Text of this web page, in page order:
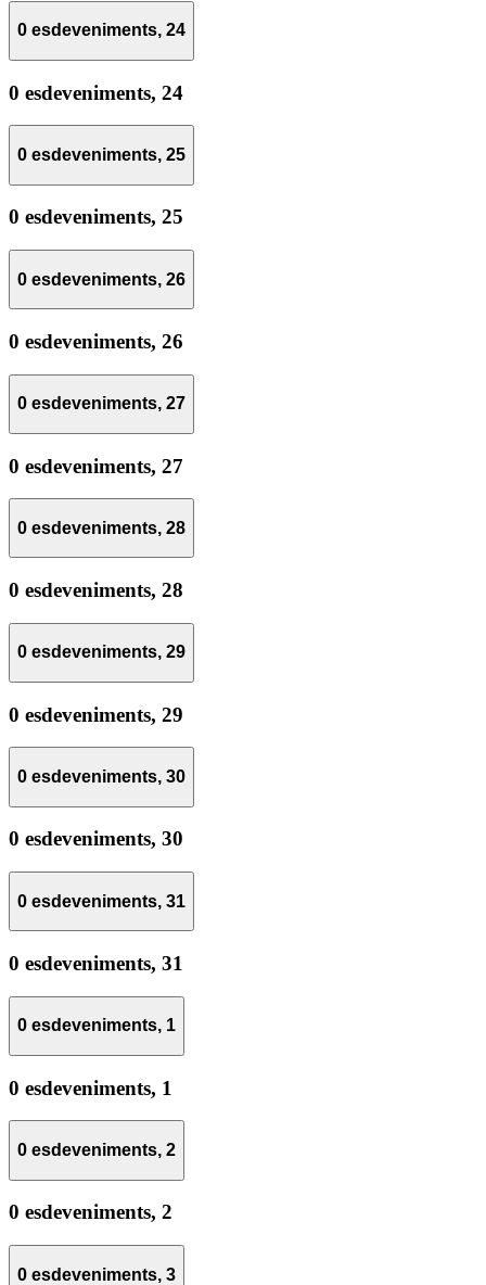
0 esdeveniments, 24
0 esdeveniments, 24
0 esdeveniments, 25
0 esdeveniments, 25
0 esdeveniments, 26
0 esdeveniments, 26
0 esdeveniments, 27
0 esdeveniments, 27
0 esdeveniments, 28
0 esdeveniments, 28
0 esdeveniments, 29
0 esdeveniments, 29
0 esdeveniments, 30
0 esdeveniments, 30
0 esdeveniments, 31
0 esdeveniments, 31
0 esdeveniments, 1
0 esdeveniments, 1
0 esdeveniments, 2
0 esdeveniments, 2
0 esdeveniments, 3